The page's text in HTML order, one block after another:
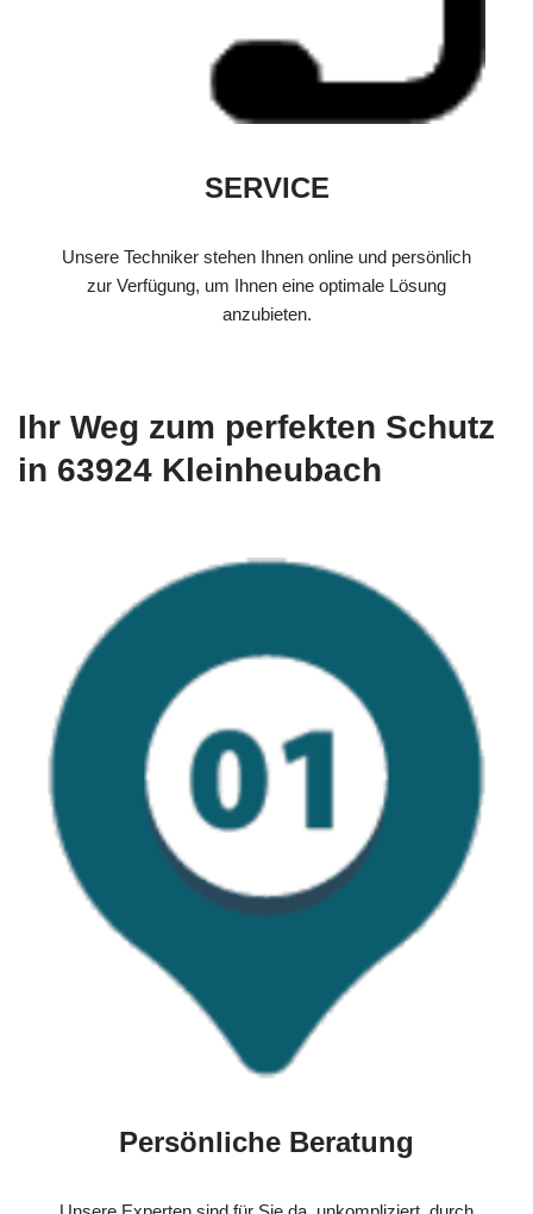
SERVICE
Unsere Techniker stehen Ihnen online und persönlich
zur Verfügung, um Ihnen eine optimale Lösung
anzubieten.
Ihr Weg zum perfekten Schutz
in 63924 Kleinheubach
Persönliche Beratung